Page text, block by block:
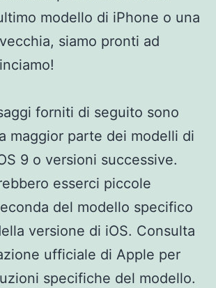
modello di iPhone o una
siamo pronti ad
forniti di seguito sono
maggior parte dei modelli di
9 o versioni successive.
esserci piccole
del modello specifico
versione di iOS. Consulta
ufficiale di Apple per
specifiche del modello.